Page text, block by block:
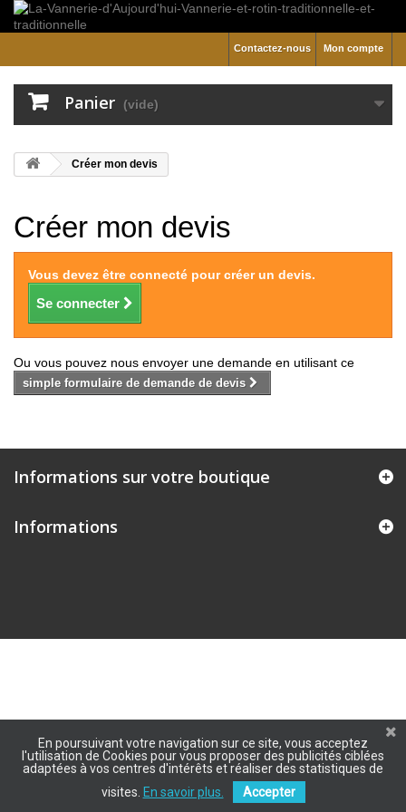
Mon compte
Contactez-nous
Panier (vide)
Créer mon devis
Créer mon devis
Vous devez être connecté pour créer un devis.
Se connecter
Ou vous pouvez nous envoyer une demande en utilisant ce
simple formulaire de demande de devis
Informations sur votre boutique
Informations
En poursuivant votre navigation sur ce site, vous acceptez
l'utilisation de Cookies pour vous proposer des publicités ciblées
adaptées à vos centres d'intérêts et réaliser des statistiques de
visites. En savoir plus. Accepter